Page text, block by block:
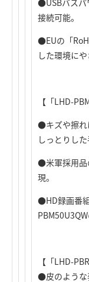
●USBバスパ
接続可能。
●EUの「
した環境にや
【「LHD-
●キズや擦れ
しっとりし
●米軍採用品
現。
●HD録画番
PBM50U3QW
【「LHD-
●皮のような